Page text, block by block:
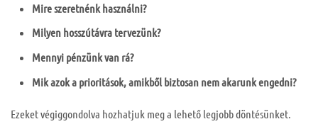
Mire szeretnénk használni?
Milyen hosszútávra tervezünk?
Mennyi pénzünk van rá?
Mik azok a prioritások, amikből biztosan nem akarunk engedni?
Ezeket végiggondolva hozhatjuk meg a lehető legjobb döntésünket.